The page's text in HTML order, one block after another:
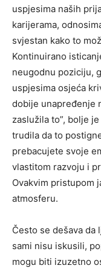
uspjesima naših
karijerama,
svjestan kako to
Kontinuirano
neugodnu poziciju,
uspjesima osjeća
dobije unapređenje
zaslužila to”, bolje
trudila da to
prebacujete svoje
vlastitom razvoju i
Ovakvim pristupom
atmosferu.
Često se dešava da
sami nisu iskusili,
mogu biti izuzetno